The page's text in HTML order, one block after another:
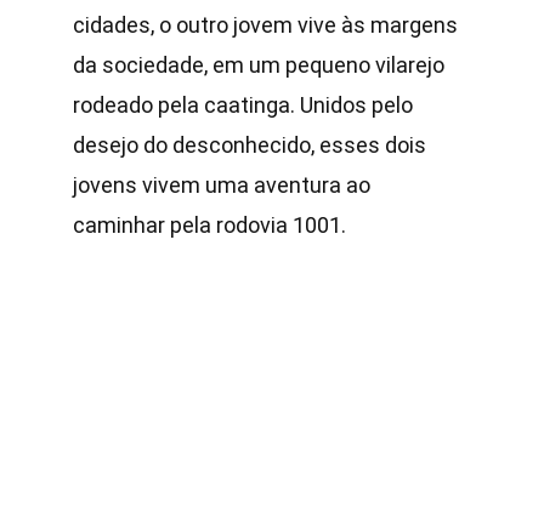
cidades, o outro jovem vive às margens
da sociedade, em um pequeno vilarejo
rodeado pela caatinga. Unidos pelo
desejo do desconhecido, esses dois
jovens vivem uma aventura ao
caminhar pela rodovia 1001.